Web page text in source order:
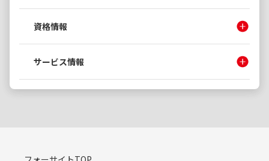
資格情報
サービス情報